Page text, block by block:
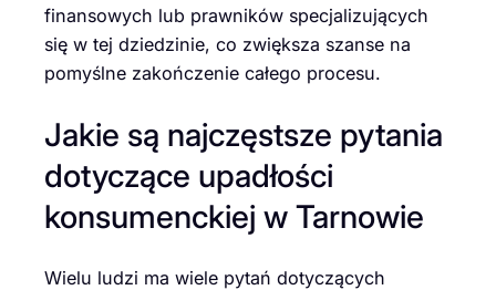
finansowych lub prawników specjalizujących
się w tej dziedzinie, co zwiększa szanse na
pomyślne zakończenie całego procesu.
Jakie są najczęstsze pytania
dotyczące upadłości
konsumenckiej w Tarnowie
Wielu ludzi ma wiele pytań dotyczących